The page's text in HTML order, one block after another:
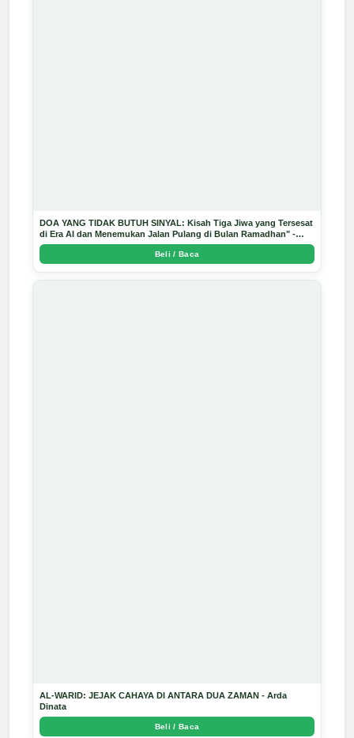
DOA YANG TIDAK BUTUH SINYAL: Kisah Tiga Jiwa yang Tersesat
di Era AI dan Menemukan Jalan Pulang di Bulan Ramadhan" -
Arda Dinata
Beli / Baca
AL-WARID: JEJAK CAHAYA DI ANTARA DUA ZAMAN - Arda
Dinata
Beli / Baca